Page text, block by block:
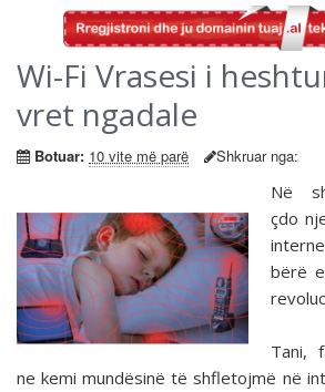
Wi-Fi Vrasesi i
vret ngadale
Botuar: 10 vite më parë Shkruar nga:
Në
çdo
bërë
Tani,
ne kemi mundësinë të shfletojmë në